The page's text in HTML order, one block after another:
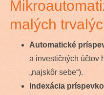
malých
Automatické
a investičných účtov
„najskôr sebe“).
Indexácia